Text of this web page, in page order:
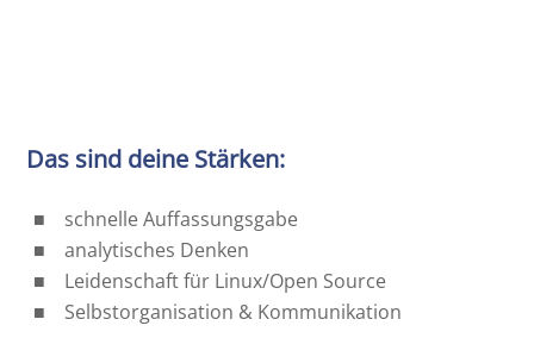
Das sind deine Stärken:
schnelle Auffassungsgabe
analytisches Denken
Leidenschaft für Linux/Open Source
Selbstorganisation & Kommunikation